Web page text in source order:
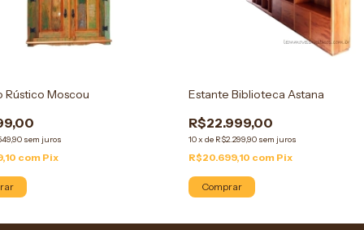
Rústico Moscou
sem juros
com Pix
Estante Biblioteca Astana
R$22.999,00
10x de R$2.299,90 sem juros
R$20.699,10 com Pix
Comprar